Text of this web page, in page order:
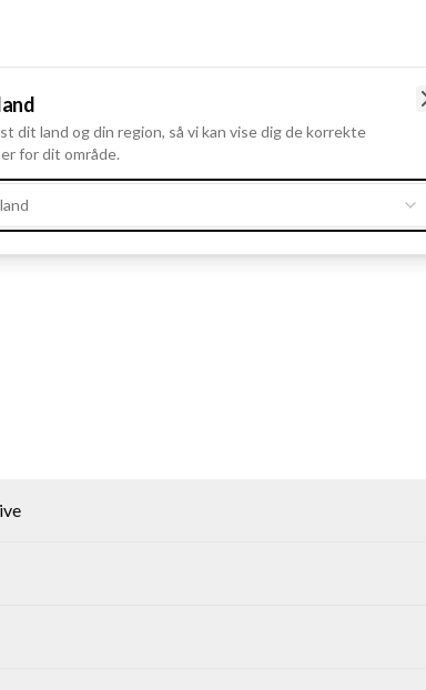
dit land og din region, så vi kan vise dig de korrekte
for dit område.